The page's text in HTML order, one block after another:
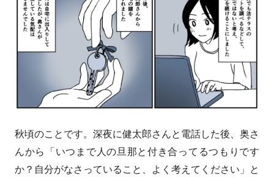
秋頃のことです。深夜に健太郎さんと電話した後、奥さ
んから「いつまで人の旦那と付き合ってるつもりです
か？自分がなさっていること、よく考えてください」と